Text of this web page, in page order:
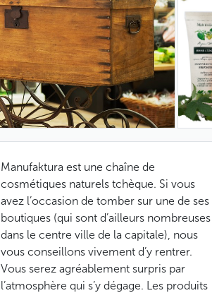
Manufaktura est une chaîne de
cosmétiques naturels tchèque. Si vous
avez l’occasion de tomber sur une de ses
boutiques (qui sont d’ailleurs nombreuses
dans le centre ville de la capitale), nous
vous conseillons vivement d’y rentrer.
Vous serez agréablement surpris par
l’atmosphère qui s’y dégage. Les produits